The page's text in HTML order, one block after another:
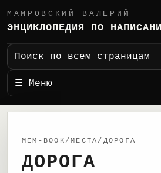
МАМРОВСКИЙ ВАЛЕРИЙ
ЭНЦИКЛОПЕДИЯ ПО
Поиск по всем страницам
☰ Меню
MEM-BOOK/МЕСТА/ДОРОГА
ДОРОГА